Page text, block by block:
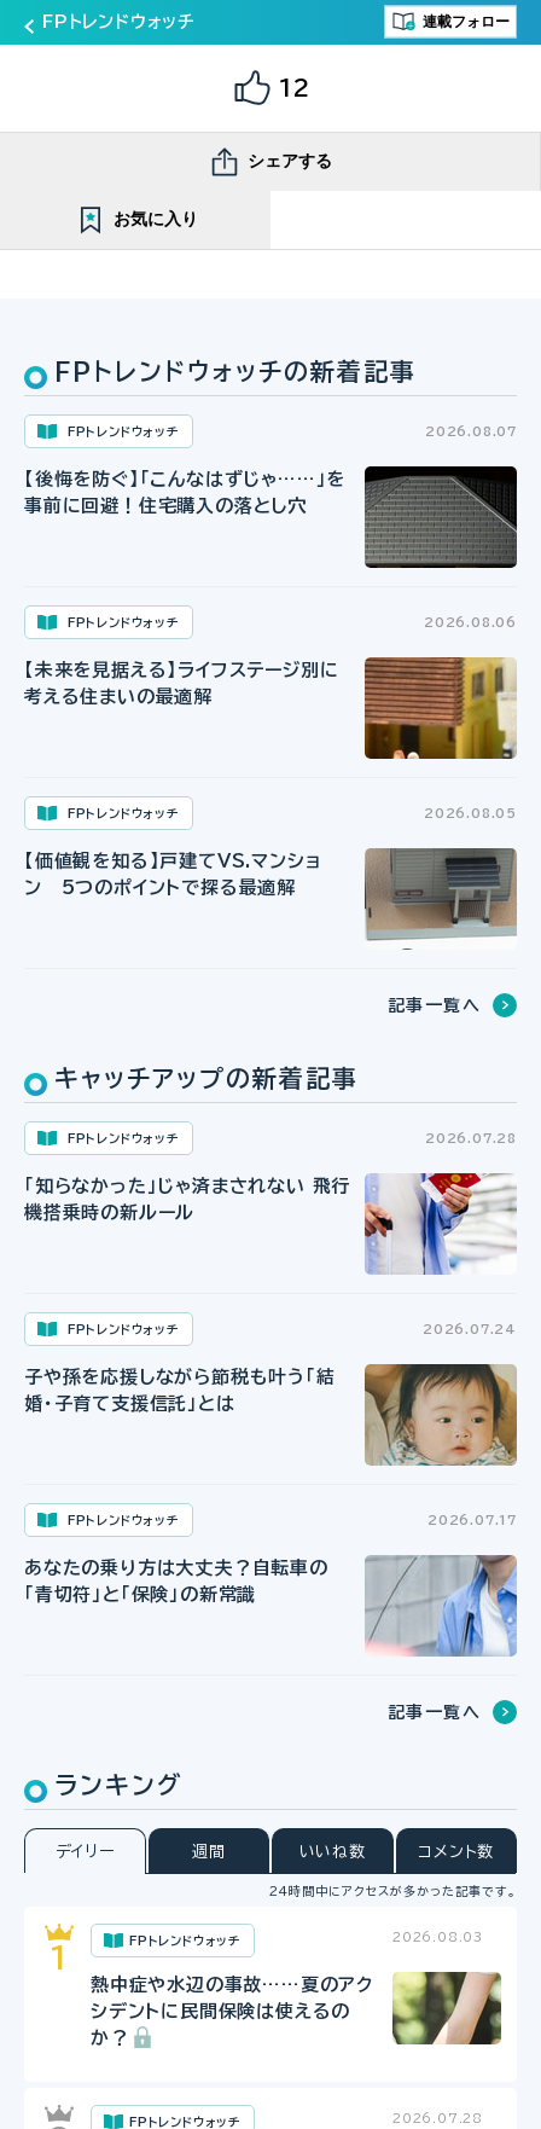
FPトレンドウォッチ 連載フォロー
12
シェアする
お気に入り
FPトレンドウォッチの新着記事
FPトレンドウォッチ 2026.08.07
【後悔を防ぐ】「こんなはずじゃ……」を
事前に回避！住宅購入の落とし穴
FPトレンドウォッチ 2026.08.06
【未来を見据える】ライフステージ別に
考える住まいの最適解
FPトレンドウォッチ 2026.08.05
【価値観を知る】戸建てVS.マンショ
ン 5つのポイントで探る最適解
記事一覧へ
キャッチアップの新着記事
FPトレンドウォッチ 2026.07.28
「知らなかった」じゃ済まされない 飛行
機搭乗時の新ルール
FPトレンドウォッチ 2026.07.24
子や孫を応援しながら節税も叶う「結
婚・子育て支援信託」とは
FPトレンドウォッチ 2026.07.17
あなたの乗り方は大丈夫？自転車の
「青切符」と「保険」の新常識
記事一覧へ
ランキング
デイリー 週間 いいね数 コメント数
24時間中にアクセスが多かった記事です。
FPトレンドウォッチ 2026.08.03
熱中症や水辺の事故……夏のアク
シデントに民間保険は使えるの
か？
FPトレンドウォッチ 2026.07.28